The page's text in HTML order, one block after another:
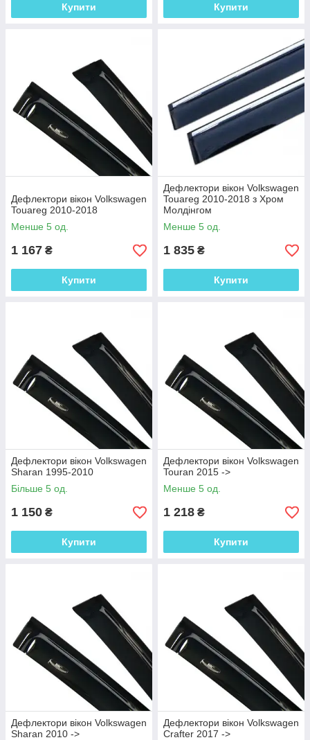
Купити Купити
Дефлектори вікон Volkswagen
Touareg 2010-2018
Менше 5 од.
1 167 ₴
Купити
Дефлектори вікон Volkswagen
Touareg 2010-2018 з Хром
Молдінгом
Менше 5 од.
1 835 ₴
Купити
Дефлектори вікон Volkswagen
Sharan 1995-2010
Більше 5 од.
1 150 ₴
Купити
Дефлектори вікон Volkswagen
Touran 2015 ->
Менше 5 од.
1 218 ₴
Купити
Дефлектори вікон Volkswagen
Sharan 2010 ->
Дефлектори вікон Volkswagen
Crafter 2017 ->